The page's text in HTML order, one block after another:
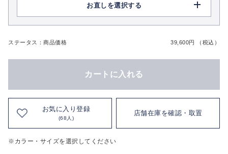
お直しを選択する
ステータス：商品価格 39,600円 （税込）
カートに入れる
お気に入り登録
(68人)
店舗在庫を確認・取置
※カラー・サイズを選択してください